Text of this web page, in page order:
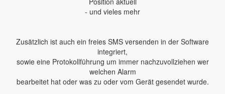
- und vieles mehr
Zusätzlich ist auch ein freies SMS versenden in der Software
integriert,
sowie eine Protokollführung um immer nachzuvollziehen wer
welchen Alarm
bearbeitet hat oder was zu oder vom Gerät gesendet wurde.